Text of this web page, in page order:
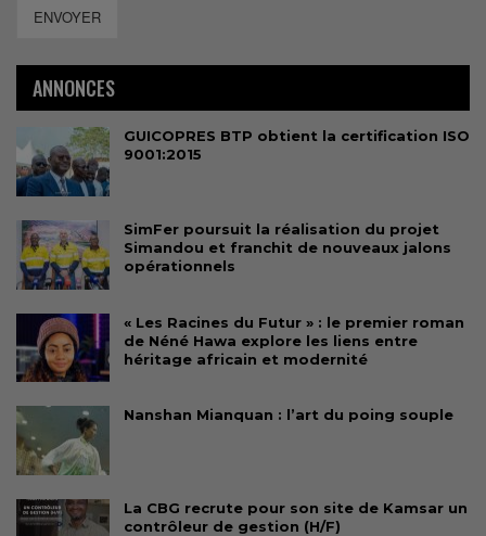
ENVOYER
ANNONCES
GUICOPRES BTP obtient la certification ISO
9001:2015
SimFer poursuit la réalisation du projet
Simandou et franchit de nouveaux jalons
opérationnels
« Les Racines du Futur » : le premier roman
de Néné Hawa explore les liens entre
héritage africain et modernité
Nanshan Mianquan : l’art du poing souple
La CBG recrute pour son site de Kamsar un
contrôleur de gestion (H/F)